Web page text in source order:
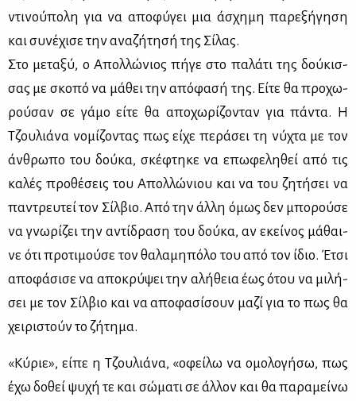
ντι­νού­πο­λη για να απο­φύ­γει μια άσχη­μη πα­ρε­ξή­γη­ση
και συ­νέ­χι­σε την ανα­ζή­τη­σή της Σί­λας.
Στο με­τα­ξύ, ο Απολ­λώ­νιος πή­γε στο πα­λά­τι της δού­κισ­
σας με σκο­πό να μά­θει την από­φα­σή της. Εί­τε θα προ­χω­
ρού­σαν σε γά­μο εί­τε θα απο­χω­ρί­ζο­νταν για πά­ντα. Η
Τζου­λιά­να νο­μί­ζο­ντας πως εί­χε πε­ρά­σει τη νύ­χτα με τον
άν­θρω­πο του δού­κα, σκέ­φτη­κε να επω­φε­λη­θεί από τις
κα­λές προ­θέ­σεις του Απολ­λώ­νιου και να του ζη­τή­σει να
πα­ντρευ­τεί τον Σίλ­βιο. Από την άλ­λη όμως δεν μπο­ρού­σε
να γνω­ρί­ζει την αντί­δρα­ση του δού­κα, αν εκεί­νος μά­θαι­
νε ότι προ­τι­μού­σε τον θα­λα­μη­πό­λο του από τον ίδιο. Έτσι
απο­φά­σι­σε να απο­κρύ­ψει την αλή­θεια έως ότου να μι­λή­
σει με τον Σίλ­βιο και να απο­φα­σί­σουν μα­ζί για το πως θα
χει­ρι­στούν το ζή­τη­μα.
«Κύ­ριε», εί­πε η Τζου­λιά­να, «οφεί­λω να ομο­λο­γή­σω, πως
έχω δο­θεί ψυ­χή τε και σώ­μα­τι σε άλ­λον και θα πα­ρα­μεί­νω